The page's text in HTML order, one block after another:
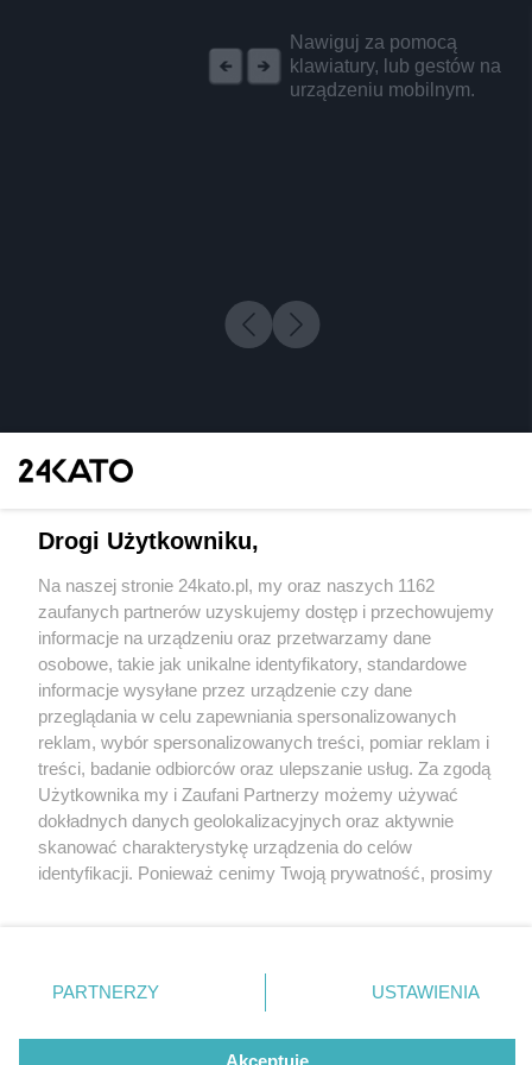
Nawiguj za pomocą
klawiatury, lub gestów na
urządzeniu mobilnym.
3 / 0
Wydawca mediów lokalnych
Nie zapomnij
zapoznać się z:
polityką prywatności regulamin korzystania z portali
Twojemiasto
Piekary Śląskie
Chorzów
Tarnowskie Góry
Gliwice
Skontakuj sięz nami
Kontakt
Wydawca
Redakcja
Drogi Użytkowniku,
Na naszej stronie 24kato.pl, my oraz naszych 1162
zaufanych partnerów uzyskujemy dostęp i przechowujemy
informacje na urządzeniu oraz przetwarzamy dane
osobowe, takie jak unikalne identyfikatory, standardowe
informacje wysyłane przez urządzenie czy dane
przeglądania w celu zapewniania spersonalizowanych
reklam, wybór spersonalizowanych treści, pomiar reklam i
treści, badanie odbiorców oraz ulepszanie usług. Za zgodą
Użytkownika my i Zaufani Partnerzy możemy używać
dokładnych danych geolokalizacyjnych oraz aktywnie
skanować charakterystykę urządzenia do celów
identyfikacji. Ponieważ cenimy Twoją prywatność, prosimy
prywatności znajdujący się w lewym dolnym rogu strony
. Niektóre rodzaje przetwarzania danych nie wymagają
zgody użytkownika, ale masz prawo sprzeciwić się
takiemu przetwarzaniu. Preferencje będą miały
PARTNERZY USTAWIENIA
Akceptuję